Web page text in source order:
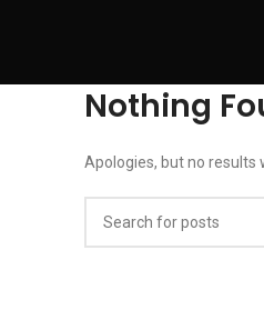
Nothing
Apologies, but no results